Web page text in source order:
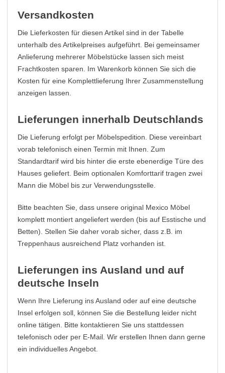
Versandkosten
Die Lieferkosten für diesen Artikel sind in der Tabelle
unterhalb des Artikelpreises aufgeführt. Bei gemeinsamer
Anlieferung mehrerer Möbelstücke lassen sich meist
Frachtkosten sparen. Im Warenkorb können Sie sich die
Kosten für eine Komplettlieferung Ihrer Zusammenstellung
anzeigen lassen.
Lieferungen innerhalb Deutschlands
Die Lieferung erfolgt per Möbelspedition. Diese vereinbart
vorab telefonisch einen Termin mit Ihnen. Zum
Standardtarif wird bis hinter die erste ebenerdige Türe des
Hauses geliefert. Beim optionalen Komforttarif tragen zwei
Mann die Möbel bis zur Verwendungsstelle.
Bitte beachten Sie, dass unsere original Mexico Möbel
komplett montiert angeliefert werden (bis auf Esstische und
Betten). Stellen Sie daher vorab sicher, dass z.B. im
Treppenhaus ausreichend Platz vorhanden ist.
Lieferungen ins Ausland und auf
deutsche Inseln
Wenn Ihre Lieferung ins Ausland oder auf eine deutsche
Insel erfolgen soll, können Sie die Bestellung leider nicht
online tätigen. Bitte kontaktieren Sie uns stattdessen
telefonisch oder per E-Mail. Wir erstellen Ihnen dann gerne
ein individuelles Angebot.